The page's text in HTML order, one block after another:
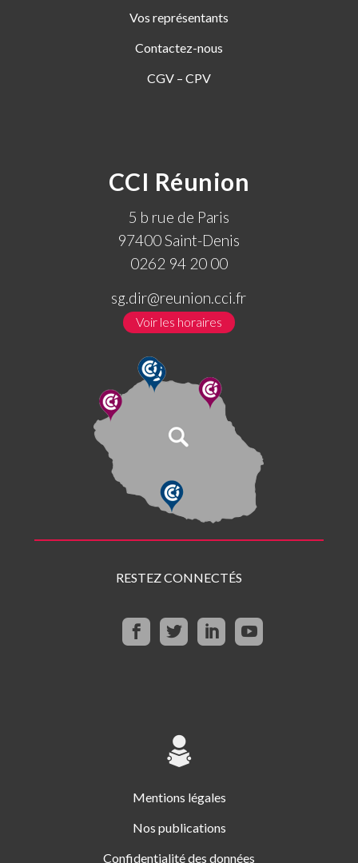
Vos représentants
Contactez-nous
CGV – CPV
CCI Réunion
5 b rue de Paris
97400 Saint-Denis
0262 94 20 00
sg.dir@reunion.cci.fr
Voir les horaires
RESTEZ CONNECTÉS
Mentions légales
Nos publications
Confidentialité des données